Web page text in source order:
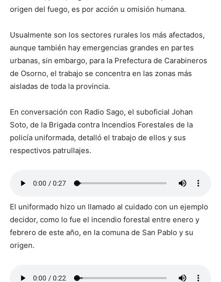
origen del fuego, es por acción u omisión humana.
Usualmente son los sectores rurales los más afectados,
aunque también hay emergencias grandes en partes
urbanas, sin embargo, para la Prefectura de Carabineros
de Osorno, el trabajo se concentra en las zonas más
aisladas de toda la provincia.
En conversación con Radio Sago, el suboficial Johan
Soto, de la Brigada contra Incendios Forestales de la
policía uniformada, detalló el trabajo de ellos y sus
respectivos patrullajes.
El uniformado hizo un llamado al cuidado con un ejemplo
decidor, como lo fue el incendio forestal entre enero y
febrero de este año, en la comuna de San Pablo y su
origen.